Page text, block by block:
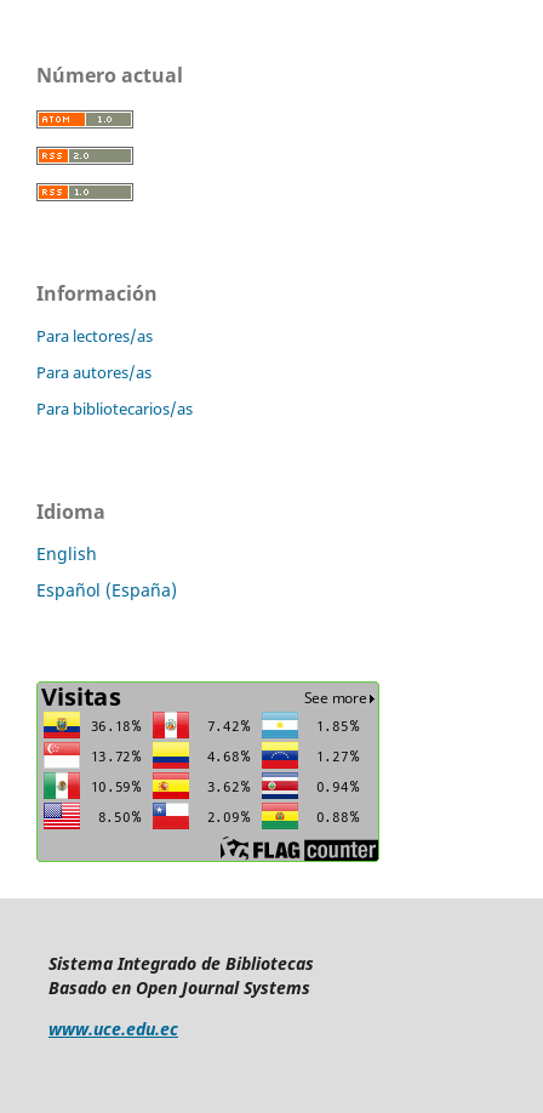
Número actual
Información
Para lectores/as
Para autores/as
Para bibliotecarios/as
Idioma
English
Español (España)
Sistema Integrado de Bibliotecas
Basado en Open Journal Systems
www.uce.edu.ec